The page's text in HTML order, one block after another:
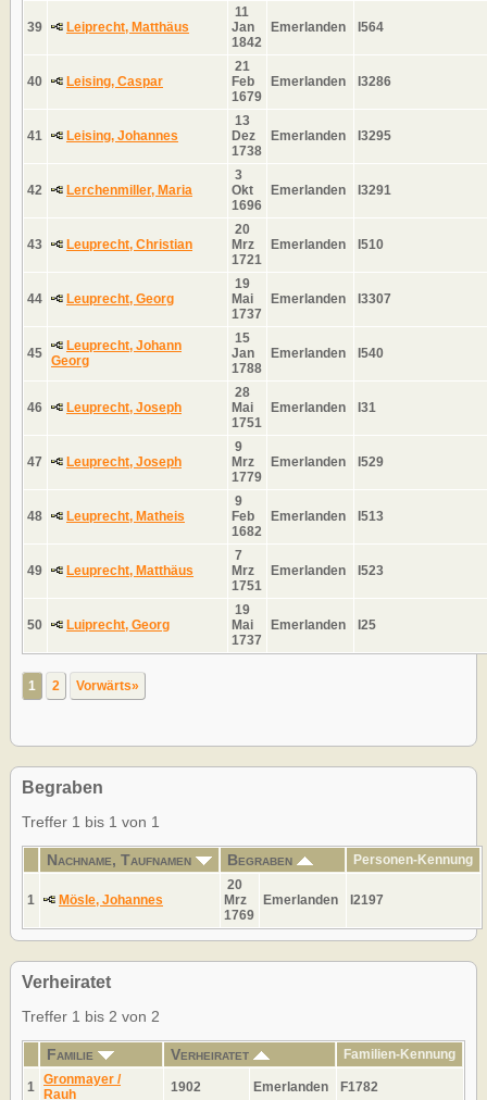
39 Leiprecht, Matthäus
11
Jan
1842
Emerlanden I564
40 Leising, Caspar
21
Feb
1679
Emerlanden I3286
41 Leising, Johannes
13
Dez
1738
Emerlanden I3295
42 Lerchenmiller, Maria
3
Okt
1696
Emerlanden I3291
43 Leuprecht, Christian
20
Mrz
1721
Emerlanden I510
44 Leuprecht, Georg
19
Mai
1737
Emerlanden I3307
45
Leuprecht, Johann
Georg
15
Jan
1788
Emerlanden I540
46 Leuprecht, Joseph
28
Mai
1751
Emerlanden I31
47 Leuprecht, Joseph
9
Mrz
1779
Emerlanden I529
48 Leuprecht, Matheis
9
Feb
1682
Emerlanden I513
49 Leuprecht, Matthäus
7
Mrz
1751
Emerlanden I523
50 Luiprecht, Georg
19
Mai
1737
Emerlanden I25
1 2 Vorwärts»
Begraben
Treffer 1 bis 1 von 1
Nachname, Taufnamen Begraben Personen-Kennung
1 Mösle, Johannes
20
Mrz
1769
Emerlanden I2197
Verheiratet
Treffer 1 bis 2 von 2
Familie Verheiratet Familien-Kennung
1 Gronmayer /
Rauh
1902 Emerlanden F1782